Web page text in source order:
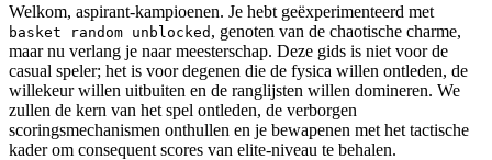
Welkom, aspirant-kampioenen. Je hebt geëxperimenteerd met
basket random unblocked , genoten van de chaotische charme,
maar nu verlang je naar meesterschap. Deze gids is niet voor de
casual speler; het is voor degenen die de fysica willen ontleden, de
willekeur willen uitbuiten en de ranglijsten willen domineren. We
zullen de kern van het spel ontleden, de verborgen
scoringsmechanismen onthullen en je bewapenen met het tactische
kader om consequent scores van elite-niveau te behalen.